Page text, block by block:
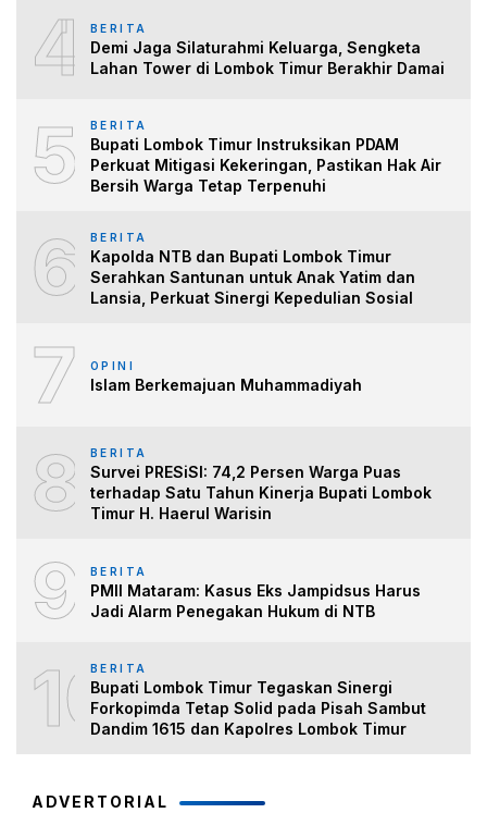
4 BERITA
Demi Jaga Silaturahmi Keluarga, Sengketa
Lahan Tower di Lombok Timur Berakhir Damai
5 BERITA
Bupati Lombok Timur Instruksikan PDAM
Perkuat Mitigasi Kekeringan, Pastikan Hak Air
Bersih Warga Tetap Terpenuhi
6 BERITA
Kapolda NTB dan Bupati Lombok Timur
Serahkan Santunan untuk Anak Yatim dan
Lansia, Perkuat Sinergi Kepedulian Sosial
7 OPINI
Islam Berkemajuan Muhammadiyah
8 BERITA
Survei PRESiSI: 74,2 Persen Warga Puas
terhadap Satu Tahun Kinerja Bupati Lombok
Timur H. Haerul Warisin
9 BERITA
PMII Mataram: Kasus Eks Jampidsus Harus
Jadi Alarm Penegakan Hukum di NTB
10BERITA
Bupati Lombok Timur Tegaskan Sinergi
Forkopimda Tetap Solid pada Pisah Sambut
Dandim 1615 dan Kapolres Lombok Timur
ADVERTORIAL